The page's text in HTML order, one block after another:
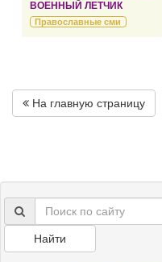
ВОЕННЫЙ ЛЕТЧИК
Православные сми
На главную страницу
Найти